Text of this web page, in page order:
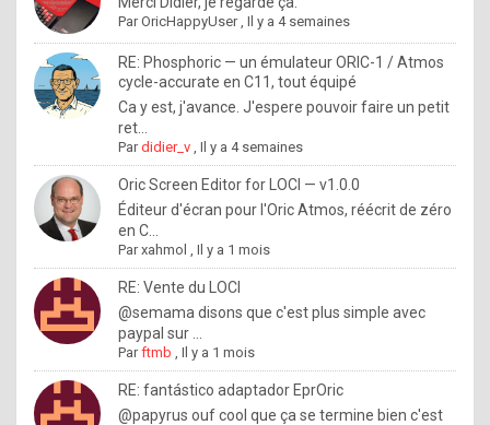
x
.
I
f
y
o
u
w
a
n
t
o
ParOricHappyUser,Il y a 4 semaines
RE: Phosphoric — un émulateur ORIC-1 / Atmos
cycle-accurate en C11, tout équipé
Ca y est, j'avance. J'espere pouvoir faire un petit
ret...
Pardidier_v ,Il y a 4 semaines
Oric Screen Editor for LOCI — v1.0.0
Éditeur d'écran pour l'Oric Atmos, réécrit de zéro
en C...
Parxahmol ,Il y a 1 mois
RE: Vente du LOCI
@semama disons que c'est plus simple avec
paypal sur ...
Parftmb ,Il y a 1 mois
RE: fantástico adaptador EprOric
@papyrus ouf cool que ça se termine bien c'est